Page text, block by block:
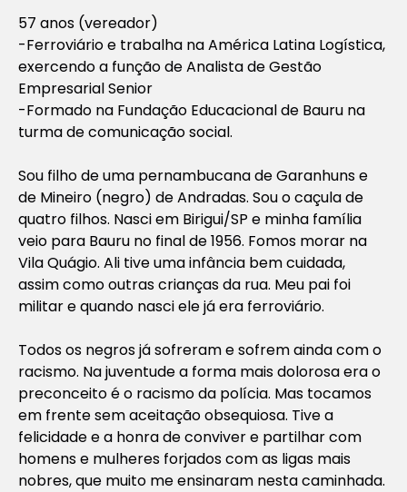
57 anos (vereador)
-Ferroviário e trabalha na América Latina Logística,
exercendo a função de Analista de Gestão
Empresarial Senior
-Formado na Fundação Educacional de Bauru na
turma de comunicação social.
Sou filho de uma pernambucana de Garanhuns e
de Mineiro (negro) de Andradas. Sou o caçula de
quatro filhos. Nasci em Birigui/SP e minha família
veio para Bauru no final de 1956. Fomos morar na
Vila Quágio. Ali tive uma infância bem cuidada,
assim como outras crianças da rua. Meu pai foi
militar e quando nasci ele já era ferroviário.
Todos os negros já sofreram e sofrem ainda com o
racismo. Na juventude a forma mais dolorosa era o
preconceito é o racismo da polícia. Mas tocamos
em frente sem aceitação obsequiosa. Tive a
felicidade e a honra de conviver e partilhar com
homens e mulheres forjados com as ligas mais
nobres, que muito me ensinaram nesta caminhada.